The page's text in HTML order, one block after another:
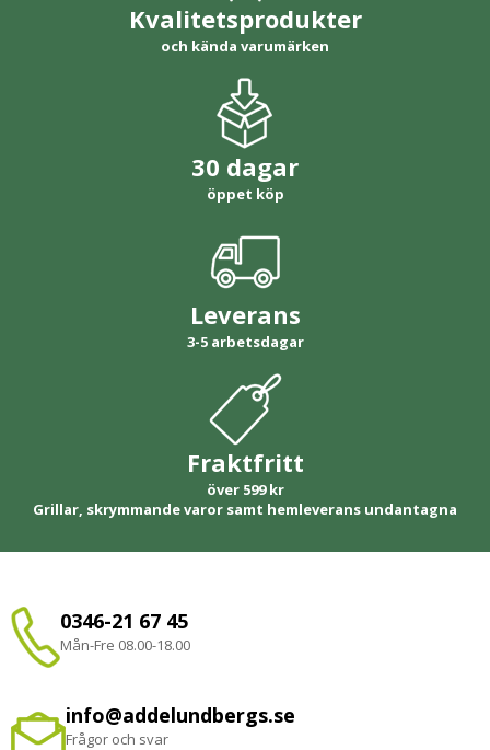
Kvalitetsprodukter
och kända varumärken
30 dagar
öppet köp
Leverans
3-5 arbetsdagar
Fraktfritt
över 599 kr
Grillar, skrymmande varor samt hemleverans undantagna
0346-21 67 45
Mån-Fre 08.00-18.00
info@addelundbergs.se
Frågor och svar